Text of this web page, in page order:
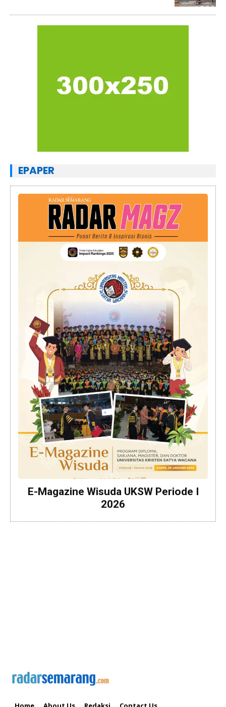
EPAPER
E-Magazine Wisuda UKSW Periode I
2026